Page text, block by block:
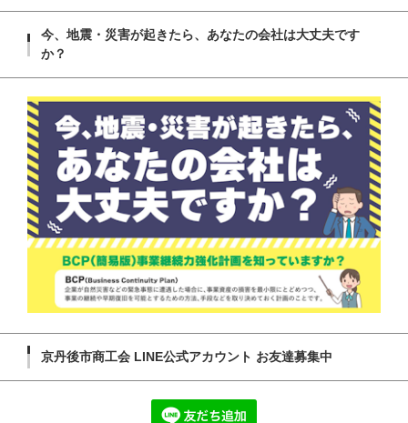
今、地震・災害が起きたら、あなたの会社は大丈夫です
か？
京丹後市商工会 LINE公式アカウント お友達募集中